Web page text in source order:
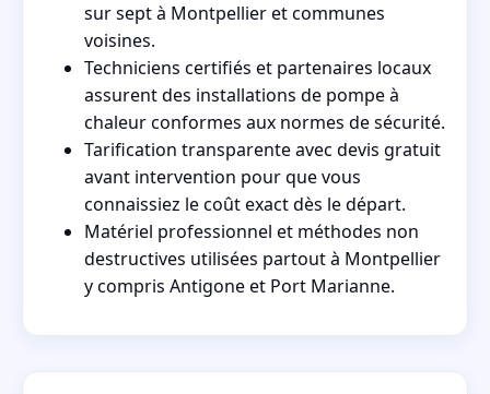
sur sept à Montpellier et communes
voisines.
Techniciens certifiés et partenaires locaux
assurent des installations de pompe à
chaleur conformes aux normes de sécurité.
Tarification transparente avec devis gratuit
avant intervention pour que vous
connaissiez le coût exact dès le départ.
Matériel professionnel et méthodes non
destructives utilisées partout à Montpellier
y compris Antigone et Port Marianne.